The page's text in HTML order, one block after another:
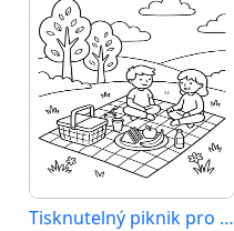
Tisknutelný piknik pro děti